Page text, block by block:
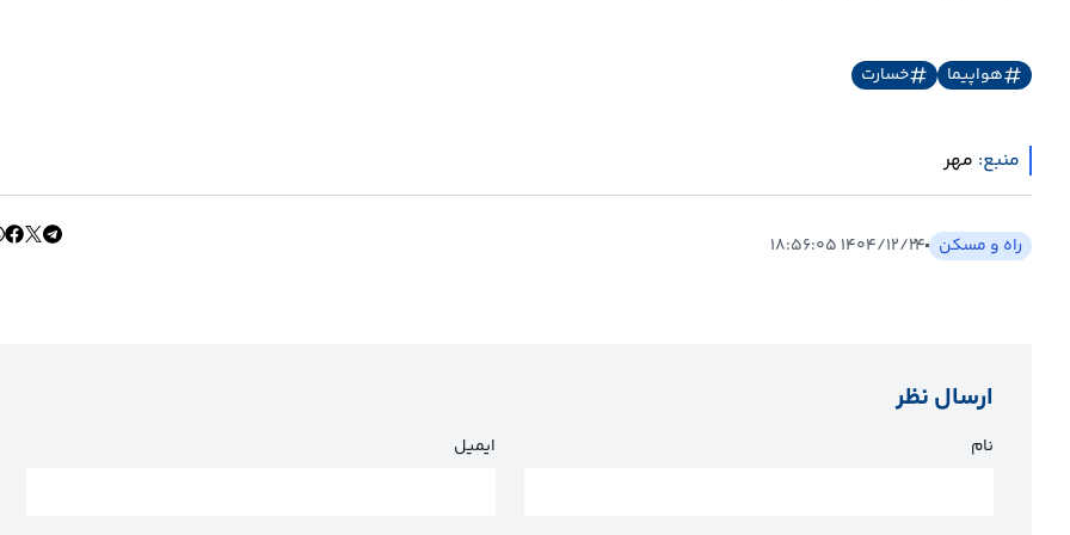
هواپیما خسارت
منبع: مهر
راه و مسکن ۱۴۰۴/۱۲/۲۴ ۱۸:۵۶:۰۵
ارسال نظر
نام ایمیل